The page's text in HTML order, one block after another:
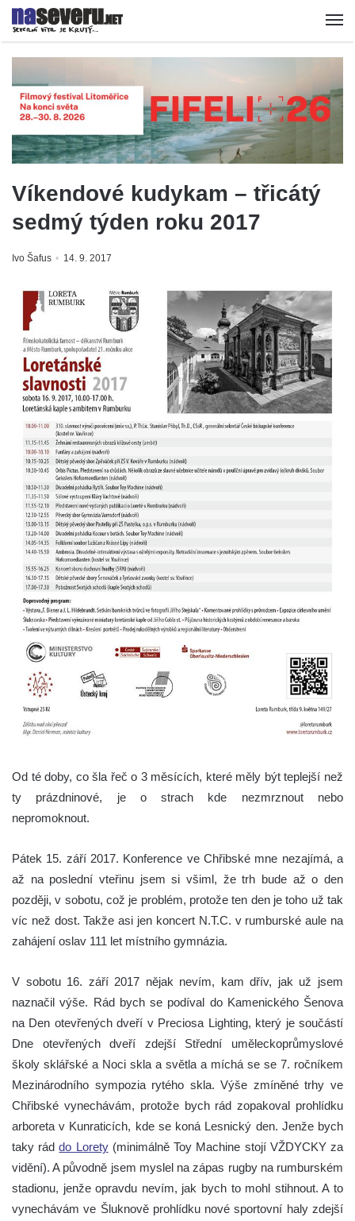
Víkendové kudykam – třicátý
sedmý týden roku 2017
Ivo Šafus 14. 9. 2017
Od té doby, co šla řeč o 3 měsících, které měly být teplejší než
ty prázdninové, je o strach kde nezmrznout nebo
nepromoknout.
Pátek 15. září 2017. Konference ve Chřibské mne nezajímá, a
až na poslední vteřinu jsem si všiml, že trh bude až o den
později, v sobotu, což je problém, protože ten den je toho už tak
víc než dost. Takže asi jen koncert N.T.C. v rumburské aule na
zahájení oslav 111 let místního gymnázia.
V sobotu 16. září 2017 nějak nevím, kam dřív, jak už jsem
naznačil výše. Rád bych se podíval do Kamenického Šenova
na Den otevřených dveří v Preciosa Lighting, který je součástí
Dne otevřených dveří zdejší Střední uměleckoprůmyslové
školy sklářské a Noci skla a světla a míchá se se 7. ročníkem
Mezinárodního sympozia rytého skla. Výše zmíněné trhy ve
Chřibské vynechávám, protože bych rád zopakoval prohlídku
arboreta v Kunraticích, kde se koná Lesnický den. Jenže bych
taky ráddo Lorety(minimálně Toy Machine stojí VŽDYCKY za
vidění). A původně jsem myslel na zápas rugby na rumburském
stadionu, jenže opravdu nevím, jak bych to mohl stihnout. A to
vynechávám ve Šluknově prohlídku nové sportovní haly zdejší